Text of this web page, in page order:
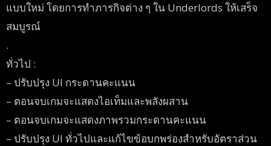
แบบใหม่ โดยการทำภารกิจต่าง ๆ ใน Underlords ให้เสร็จ
สมบูรณ์
.
ทั่วไป :
– ปรับปรุง UI กระดานคะแนน
– ตอนจบเกมจะแสดงไอเท็มและพลังผสาน
– ตอนจบเกมจะแสดงภาพรวมกระดานคะแนน
– ปรับปรุง UI ทั่วไปและแก้ไขข้อบกพร่องสำหรับอัตราส่วน